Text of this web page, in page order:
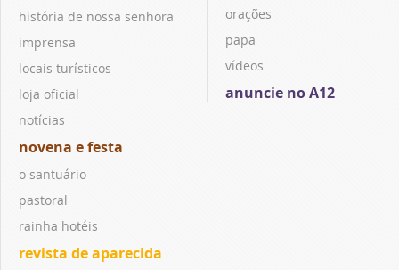
história de nossa senhora
imprensa
locais turísticos
loja oficial
notícias
novena e festa
o santuário
pastoral
rainha hotéis
revista de aparecida
orações
papa
vídeos
anuncie no A12